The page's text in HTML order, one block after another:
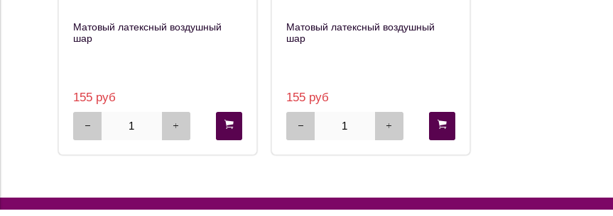
Матовый латексный воздушный
шар
155 руб
Матовый латексный воздушный
шар
155 руб